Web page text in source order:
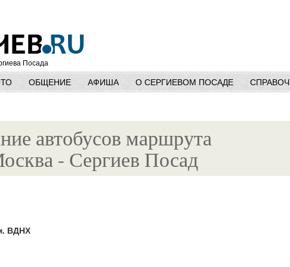
Посада
ОБЩЕНИЕ АФИША О СЕРГИЕВОМ ПОСАДЕ
автобусов маршрута
- Сергиев Посад
ВДНХ